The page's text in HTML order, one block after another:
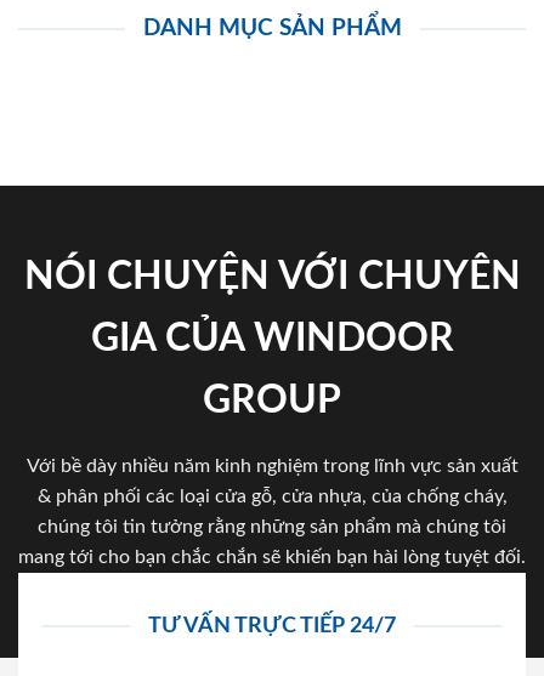
DANH MỤC SẢN PHẨM
NÓI CHUYỆN VỚI CHUYÊN
GIA CỦA WINDOOR
GROUP
Với bề dày nhiều năm kinh nghiệm trong lĩnh vực sản xuất
& phân phối các loại cửa gỗ, cửa nhựa, của chống cháy,
chúng tôi tin tưởng rằng những sản phẩm mà chúng tôi
mang tới cho bạn chắc chắn sẽ khiến bạn hài lòng tuyệt đối.
TƯ VẤN TRỰC TIẾP 24/7